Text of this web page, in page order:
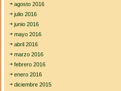
agosto 2016
julio 2016
junio 2016
mayo 2016
abril 2016
marzo 2016
febrero 2016
enero 2016
diciembre 2015